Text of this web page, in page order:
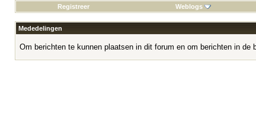
Registreer
Weblogs
Mededelingen
Om berichten te kunnen plaatsen in dit forum en om berichten in